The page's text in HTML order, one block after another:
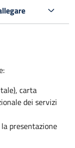
carta
dei servizi
presentazione